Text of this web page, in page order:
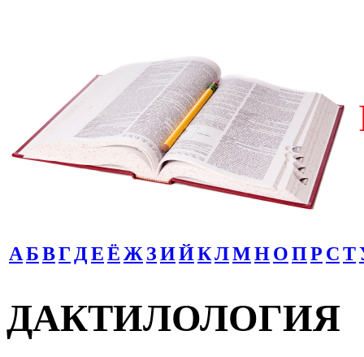
АБВГ ДЕЁ Ж ЗИЙКЛМНОПР СТ
ДАКТИЛОЛОГИЯ